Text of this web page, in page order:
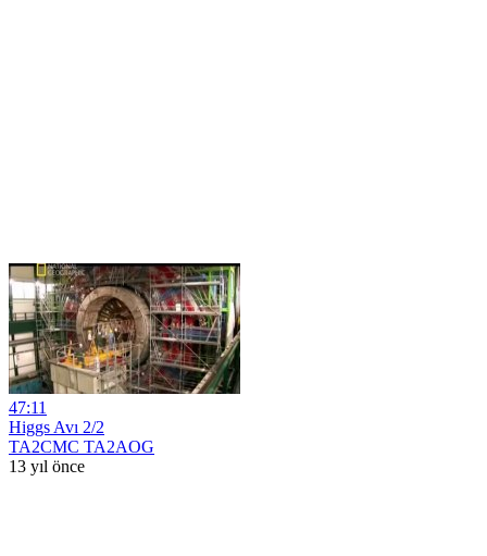
47:11
Higgs Avı 2/2
TA2CMC TA2AOG
13 yıl önce